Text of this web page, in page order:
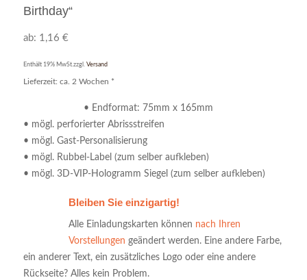
Birthday“
ab: 1,16 €
Enthält 19% MwSt.zzgl. Versand
Lieferzeit: ca. 2 Wochen *
Bewertet
mit4.97
von 5,
basierend
Kundenbewertungen
• Endformat: 75mm x 165mm
• mögl. perforierter Abrissstreifen
• mögl. Gast-Personalisierung
• mögl. Rubbel-Label (zum selber aufkleben)
• mögl. 3D-VIP-Hologramm Siegel (zum selber aufkleben)
Bleiben Sie einzigartig!
Alle Einladungskarten können nach Ihren
Vorstellungen geändert werden. Eine andere Farbe,
ein anderer Text, ein zusätzliches Logo oder eine andere
Rückseite? Alles kein Problem.